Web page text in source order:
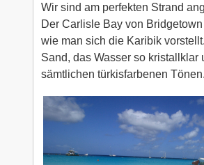
Wir sind am perfekten Strand
Der Carlisle Bay von
wie man sich die Karibik
Sand, das Wasser so kristallklar
sämtlichen türkisfarbenen Tönen.